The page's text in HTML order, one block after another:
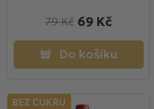
69 Kč
79 Kč
Do košíku
BEZ CUKRU